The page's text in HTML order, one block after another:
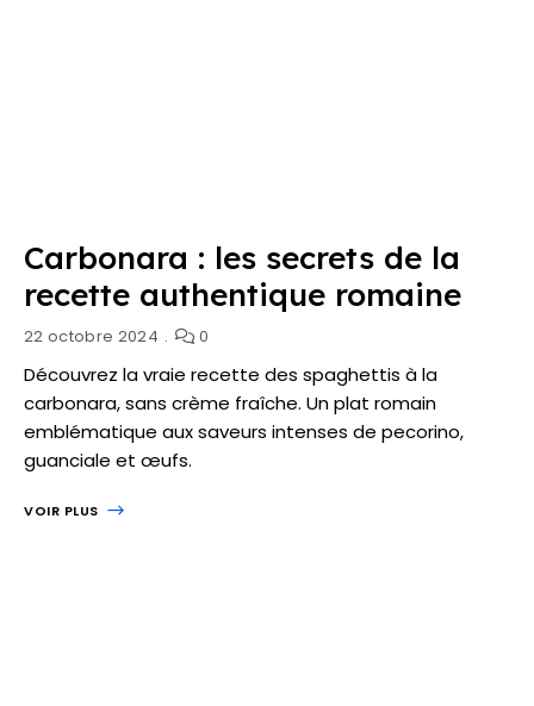
Carbonara : les secrets de la
recette authentique romaine
22 octobre 2024 0
Découvrez la vraie recette des spaghettis à la
carbonara, sans crème fraîche. Un plat romain
emblématique aux saveurs intenses de pecorino,
guanciale et œufs.
VOIR PLUS